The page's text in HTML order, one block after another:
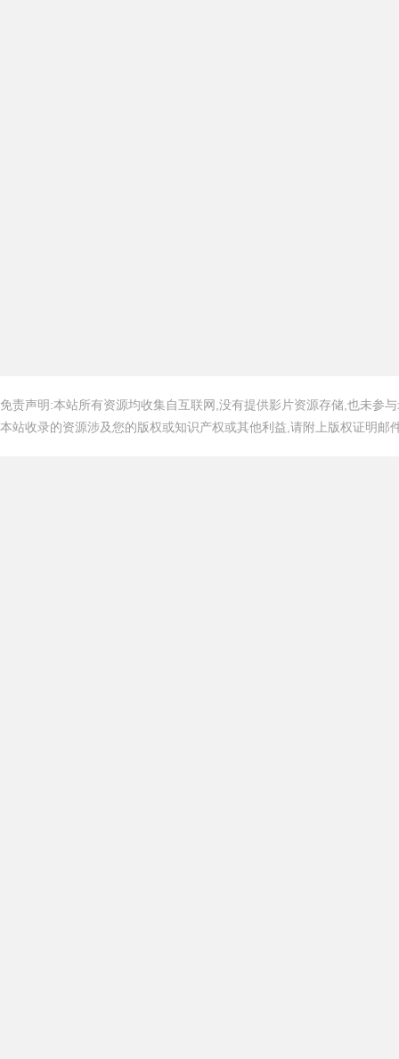
免责声明:本站所有资源均收集自互联网,没有提供影片资源存储,也未参
本站收录的资源涉及您的版权或知识产权或其他利益,请附上版权证明